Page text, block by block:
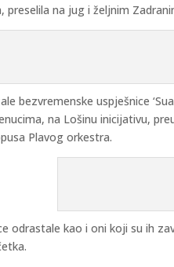
na jug i željnim
bezvremenske uspješnice
na Lošinu inicijativu,
Plavog orkestra.
odrastale kao i oni koji su ih